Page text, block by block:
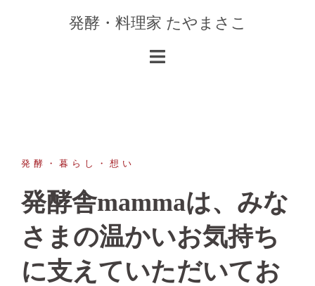
発酵・料理家 たやまさこ
発酵・暮らし・想い
発酵舎mammaは、みな
さまの温かいお気持ち
に支えていただいてお